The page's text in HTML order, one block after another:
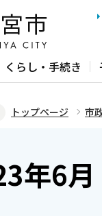
くらし・手続き
トップページ 市
年6月